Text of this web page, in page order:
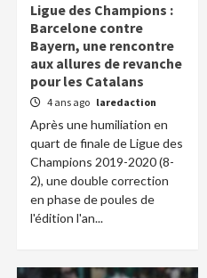
Ligue des Champions :
Barcelone contre
Bayern, une rencontre
aux allures de revanche
pour les Catalans
4 ans ago laredaction
Après une humiliation en
quart de finale de Ligue des
Champions 2019-2020 (8-
2), une double correction
en phase de poules de
l'édition l'an...